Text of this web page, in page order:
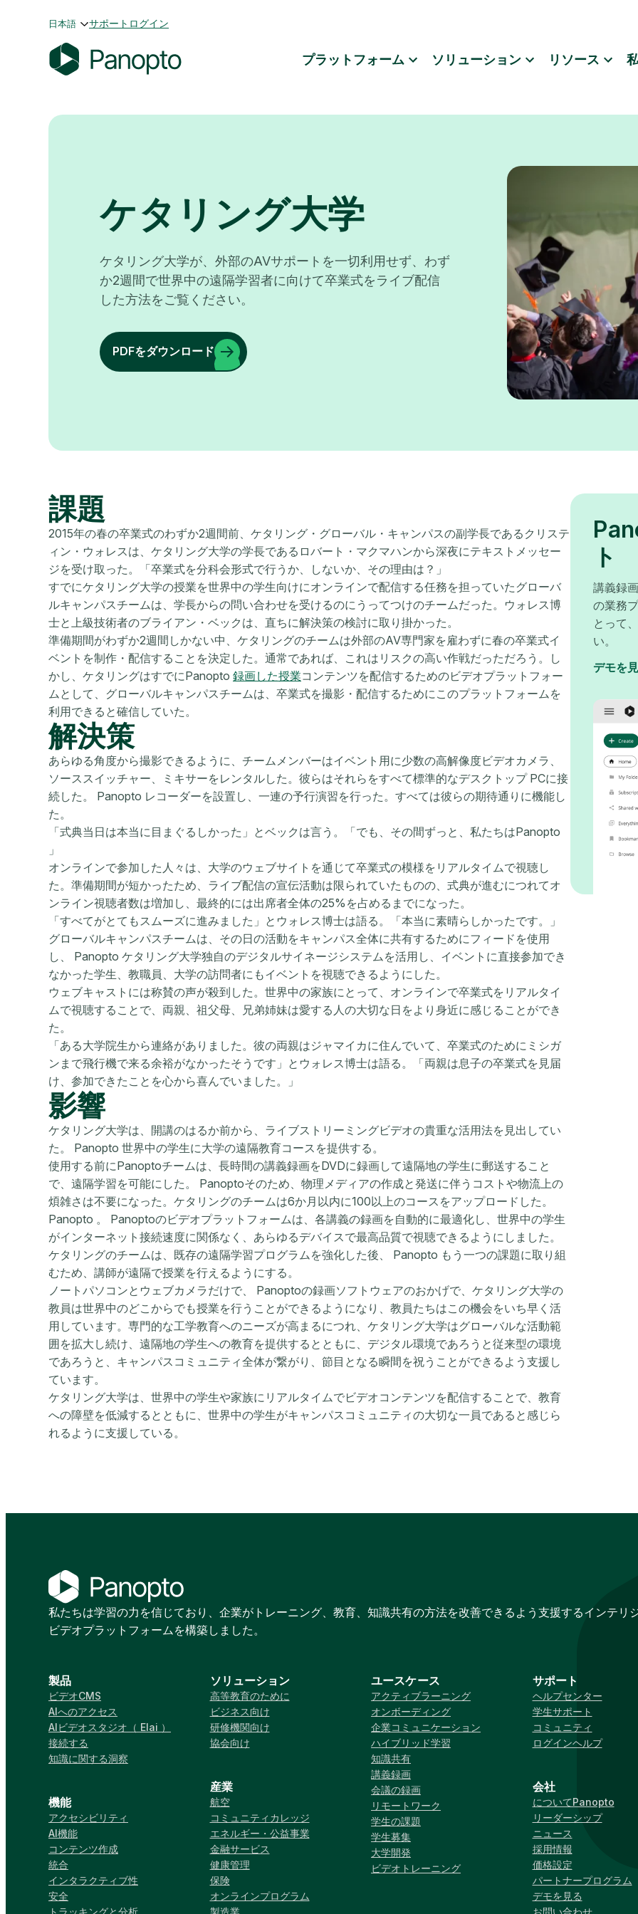
日本語 サポート ログイン
n
プラットフォーム ソリューション リソース
ケタリング大学
ケタリング大学が、外部のAVサポートを一切利用せず、わず
か2週間で世界中の遠隔学習者に向けて卒業式をライブ配信
した方法をご覧ください。
PDFをダウンロード
課題
2015年の春の卒業式のわずか2週間前、ケタリング・グローバル・キャンパスの副学長であるクリステ
ィン・ウォレスは、ケタリング大学の学長であるロバート・マクマハンから深夜にテキストメッセー
ジを受け取った。「卒業式を分科会形式で行うか、しないか、その理由は？」
すでにケタリング大学の授業を世界中の学生向けにオンラインで配信する任務を担っていたグローバ
ルキャンパスチームは、学長からの問い合わせを受けるのにうってつけのチームだった。ウォレス博
士と上級技術者のブライアン・ベックは、直ちに解決策の検討に取り掛かった。
準備期間がわずか2週間しかない中、ケタリングのチームは外部のAV専門家を雇わずに春の卒業式イ
ベントを制作・配信することを決定した。通常であれば、これはリスクの高い作戦だっただろう。し
かし、ケタリングはすでにPanopto 録画した授業コンテンツを配信するためのビデオプラットフォー
ムとして、グローバルキャンパスチームは、卒業式を撮影・配信するためにこのプラットフォームを
利用できると確信していた。
解決策
あらゆる角度から撮影できるように、チームメンバーはイベント用に少数の高解像度ビデオカメラ、
ソーススイッチャー、ミキサーをレンタルした。彼らはそれらをすべて標準的なデスクトップ PCに接
続した。 Panopto レコーダーを設置し、一連の予行演習を行った。すべては彼らの期待通りに機能し
た。
「式典当日は本当に目まぐるしかった」とベックは言う。「でも、その間ずっと、私たちはPanopto
」
オンラインで参加した人々は、大学のウェブサイトを通じて卒業式の模様をリアルタイムで視聴し
た。準備期間が短かったため、ライブ配信の宣伝活動は限られていたものの、式典が進むにつれてオ
ンライン視聴者数は増加し、最終的には出席者全体の25%を占めるまでになった。
「すべてがとてもスムーズに進みました」とウォレス博士は語る。「本当に素晴らしかったです。」
グローバルキャンパスチームは、その日の活動をキャンパス全体に共有するためにフィードを使用
し、 Panopto ケタリング大学独自のデジタルサイネージシステムを活用し、イベントに直接参加でき
なかった学生、教職員、大学の訪問者にもイベントを視聴できるようにした。
ウェブキャストには称賛の声が殺到した。世界中の家族にとって、オンラインで卒業式をリアルタイ
ムで視聴することで、両親、祖父母、兄弟姉妹は愛する人の大切な日をより身近に感じることができ
た。
「ある大学院生から連絡がありました。彼の両親はジャマイカに住んでいて、卒業式のためにミシガ
ンまで飛行機で来る余裕がなかったそうです」とウォレス博士は語る。「両親は息子の卒業式を見届
け、参加できたことを心から喜んでいました。」
影響
ケタリング大学は、開講のはるか前から、ライブストリーミングビデオの貴重な活用法を見出してい
た。 Panopto 世界中の学生に大学の遠隔教育コースを提供する。
使用する前にPanoptoチームは、長時間の講義録画をDVDに録画して遠隔地の学生に郵送すること
で、遠隔学習を可能にした。 Panoptoそのため、物理メディアの作成と発送に伴うコストや物流上の
煩雑さは不要になった。ケタリングのチームは6か月以内に100以上のコースをアップロードした。
Panopto 。 Panoptoのビデオプラットフォームは、各講義の録画を自動的に最適化し、世界中の学生
がインターネット接続速度に関係なく、あらゆるデバイスで最高品質で視聴できるようにしました。
ケタリングのチームは、既存の遠隔学習プログラムを強化した後、 Panopto もう一つの課題に取り組
むため、講師が遠隔で授業を行えるようにする。
ノートパソコンとウェブカメラだけで、 Panoptoの録画ソフトウェアのおかげで、ケタリング大学の
教員は世界中のどこからでも授業を行うことができるようになり、教員たちはこの機会をいち早く活
用しています。専門的な工学教育へのニーズが高まるにつれ、ケタリング大学はグローバルな活動範
囲を拡大し続け、遠隔地の学生への教育を提供するとともに、デジタル環境であろうと従来型の環境
であろうと、キャンパスコミュニティ全体が繋がり、節目となる瞬間を祝うことができるよう支援し
ています。
ケタリング大学は、世界中の学生や家族にリアルタイムでビデオコンテンツを配信することで、教育
への障壁を低減するとともに、世界中の学生がキャンパスコミュニティの大切な一員であると感じら
れるように支援している。
ト
講義録
の業務
とって
い。
デモを
私たちは学習の力を信じており、企業がトレーニング、教育、知識共有の方法を改善できるよう支援するインテリ
ビデオプラットフォームを構築しました。
製品
ビデオCMS
AIへのアクセス
AIビデオスタジオ（ Elai ）
接続する
知識に関する洞察
機能
アクセシビリティ
AI機能
コンテンツ作成
統合
インタラクティブ性
安全
トラッキングと分析
ソリューション
高等教育のために
ビジネス向け
研修機関向け
協会向け
産業
航空
コミュニティカレッジ
エネルギー・公益事業
金融サービス
健康管理
保険
オンラインプログラム
製造業
ユースケース
アクティブラーニング
オンボーディング
企業コミュニケーション
ハイブリッド学習
知識共有
講義録画
会議の録画
リモートワーク
学生の課題
学生募集
大学開発
ビデオトレーニング
サポート
ヘルプセンター
学生サポート
コミュニティ
ログインヘルプ
会社
についてPanopto
リーダーシップ
ニュース
採用情報
価格設定
パートナープログラム
デモを見る
お問い合わせ